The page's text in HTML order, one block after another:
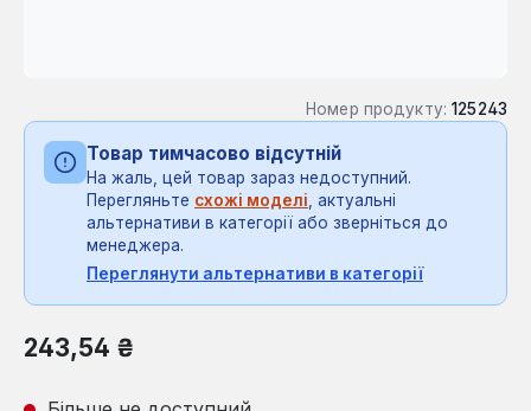
Номер продукту: 125243
Товар тимчасово відсутній
На жаль, цей товар зараз недоступний.
Перегляньте схожі моделі, актуальні
альтернативи в категорії або зверніться до
менеджера.
Переглянути альтернативи в категорії
Звичайна ціна:
243,54 ₴